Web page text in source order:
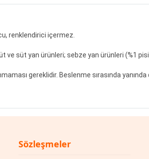
renklendirici içermez.
ve süt yan ürünleri; sebze yan ürünleri (%1
gereklidir. Beslenme sırasında
Sözleşmeler